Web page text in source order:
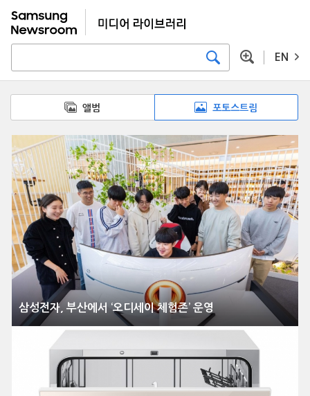
EN
앨범 포토스트림
삼성전자, 부산에서 ‘오디세이 체험존’ 운영